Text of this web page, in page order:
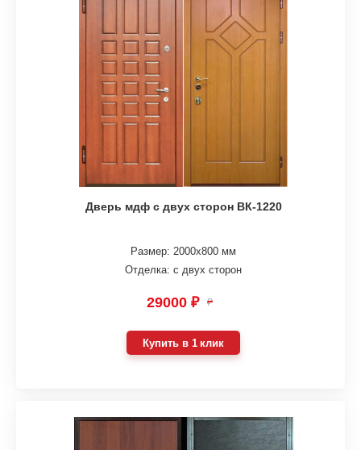
Дверь мдф с двух сторон ВК-1220
Размер: 2000х800 мм
Отделка: с двух сторон
29000 ₽ ₽
Купить в 1 клик